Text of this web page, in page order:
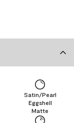
Matte
Eggshell
Satin/Pearl